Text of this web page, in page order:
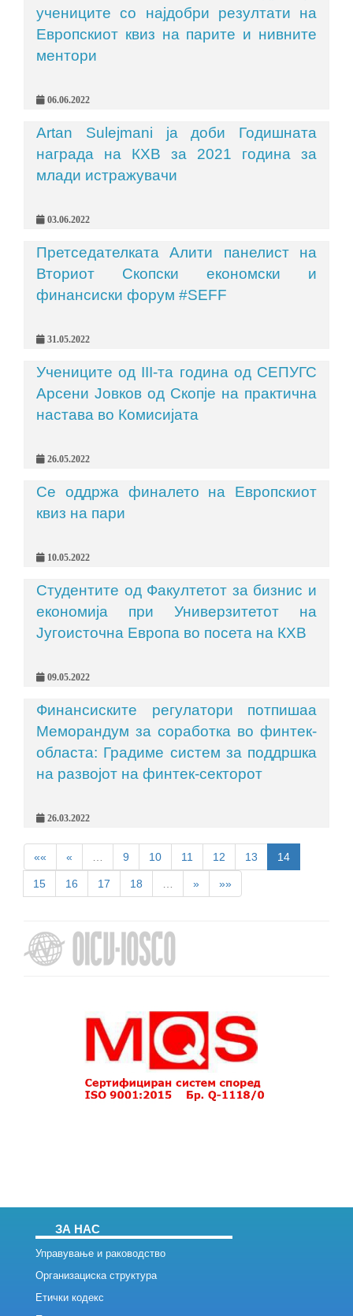
учениците со најдобри резултати на
Европскиот квиз на парите и нивните
ментори
06.06.2022
Artan Sulejmani ја доби Годишната
награда на КХВ за 2021 година за
млади истражувачи
03.06.2022
Претседателката Алити панелист на
Вториот Скопски економски и
финансиски форум #SEFF
31.05.2022
Учениците од III-та година од СЕПУГС
Арсени Јовков од Скопје на практична
настава во Комисијата
26.05.2022
Се оддржа финалето на Европскиот
квиз на пари
10.05.2022
Студентите од Факултетот за бизнис и
економија при Универзитетот на
Југоисточна Европа во посета на КХВ
09.05.2022
Финансиските регулатори потпишаа
Меморандум за соработка во финтек-
областа: Градиме систем за поддршка
на развојот на финтек-секторот
26.03.2022
«« « … 9 10 11 12 13 14
15 16 17 18 … » »»
ЗА НАС
Управување и раководство
Организациска структура
Етички кодекс